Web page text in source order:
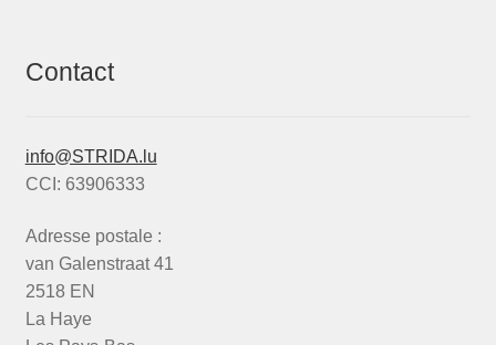
Contact
info@STRIDA.lu
CCI: 63906333
Adresse postale :
van Galenstraat 41
2518 EN
La Haye